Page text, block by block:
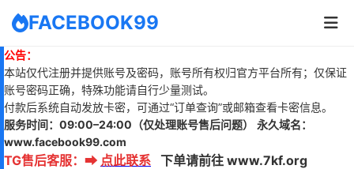
FACEBOOK99
公告：
本站仅代注册并提供账号及密码，账号所有权归官方平台所有；仅保证
账号密码正确，特殊功能请自行少量测试。
付款后系统自动发放卡密，可通过“订单查询”或邮箱查看卡密信息。
服务时间： 09:00–24:00 （仅处理账号售后问题）
永久域名：
www.facebook99.com
TG售后客服： ➡ 点此联系 下单请前往 www.7kf.org